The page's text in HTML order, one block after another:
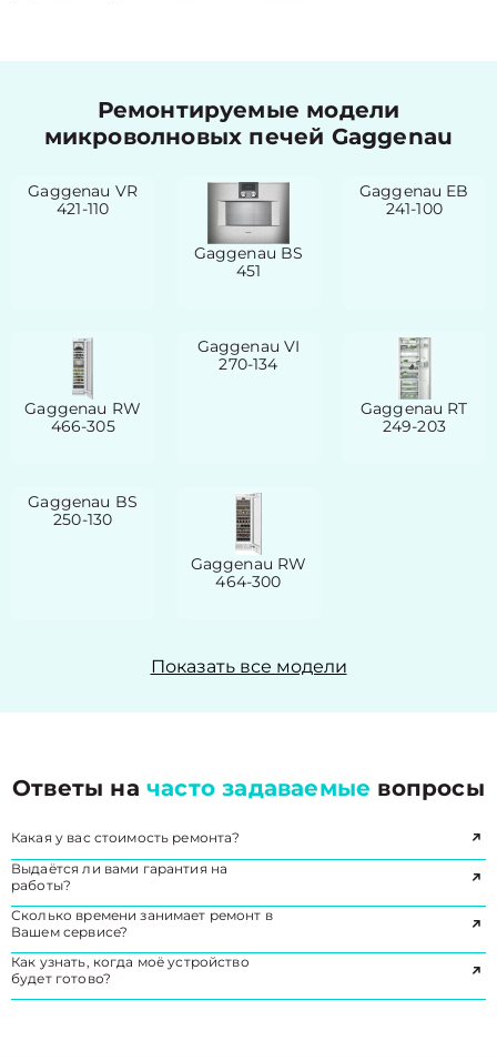
Ремонтируемые модели
микроволновых печей Gaggenau
Gaggenau VR
421-110
Gaggenau BS
451
Gaggenau EB
241-100
Gaggenau RW
466-305
Gaggenau VI
270-134
Gaggenau RT
249-203
Gaggenau BS
250-130
Gaggenau RW
464-300
Показать все модели
Ответы начасто задаваемые вопросы
Какая у вас стоимость ремонта?
Выдаётся ли вами гарантия на
работы?
Сколько времени занимает ремонт в
Вашем сервисе?
Как узнать, когда моё устройство
будет готово?